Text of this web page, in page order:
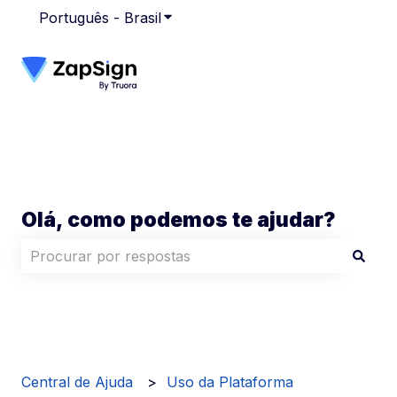
Português - BrasilMostrar submenu para traduções
Olá, como podemos te ajudar?
Central de Ajuda Uso da Plataforma